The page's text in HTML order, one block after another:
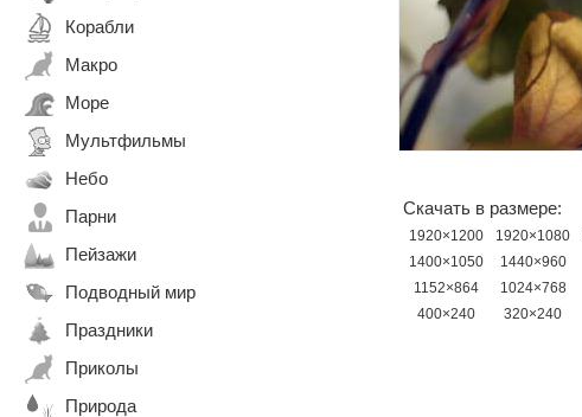
Корабли
Макро
Море
Мультфильмы
Небо
Парни
Пейзажи
Подводный мир
Праздники
Приколы
Природа
Скачать в размере:
1920×1200 1920×1080
1400×1050
1440×960
1152×864
1024×768
400×240
320×240